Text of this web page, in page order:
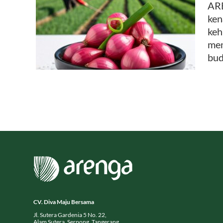
CV. Diva Maju Bersama
Jl. Sutera Gardenia 5 No. 22,